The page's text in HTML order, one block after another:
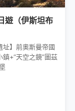
遊（伊斯坦布
】前奧斯曼帝國
+“天空之鏡”圖茲